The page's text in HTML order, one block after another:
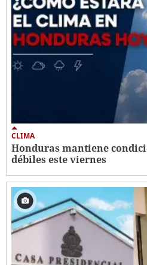
CLIMA
Honduras mantiene
débiles este viernes